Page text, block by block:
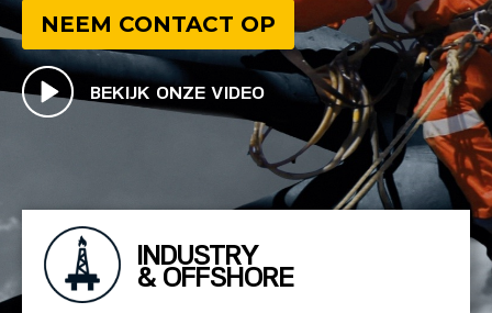
NEEM CONTACT OP
BEKIJK ONZE VIDEO
INDUSTRY
& OFFSHORE